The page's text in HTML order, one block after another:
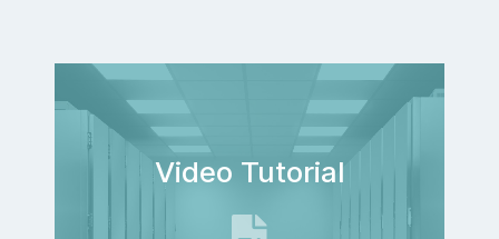
Video Tutorial